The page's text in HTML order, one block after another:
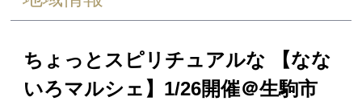
ちょっとスピリチュアルな 【なな
いろマルシェ】1/26開催＠生駒市